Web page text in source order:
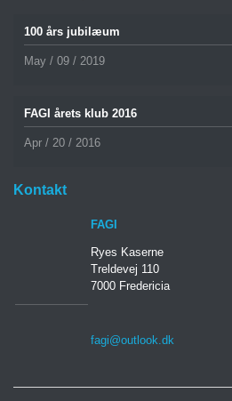
100 års jubilæum
May / 09 / 2019
FAGI årets klub 2016
Apr / 20 / 2016
Kontakt
FAGI
Ryes Kaserne
Treldevej 110
7000 Fredericia
fagi@outlook.dk